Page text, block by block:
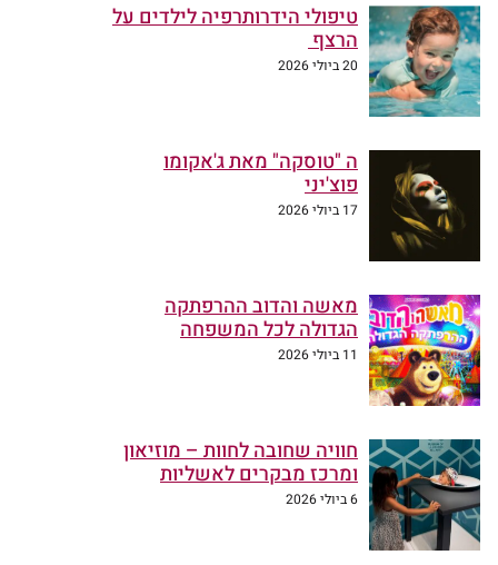
טיפולי הידרותרפיה לילדים על
הרצף
20 ביולי 2026
ה "טוסקה" מאת ג'אקומו
פוצ'יני
17 ביולי 2026
מאשה והדוב ההרפתקה
הגדולה לכל המשפחה
11 ביולי 2026
חוויה שחובה לחוות – מוזיאון
ומרכז מבקרים לאשליות
6 ביולי 2026